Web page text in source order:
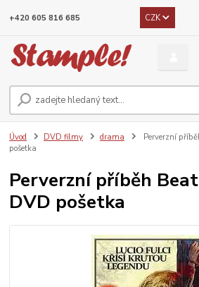
CZK
+420 605 816 685
Úvod DVD filmy drama
Perverzní
pošetka
Perverzní příběh
DVD pošetka